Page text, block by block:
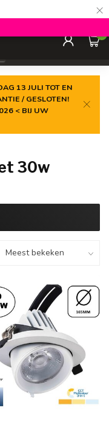
×
0
13 JULI TOT EN
/ GESLOTEN!
< BIJ UW
30w